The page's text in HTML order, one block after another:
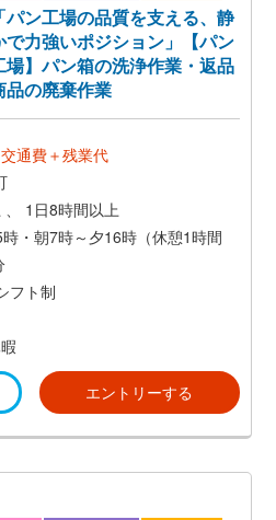
「パン工場の品質を支える、静
で力強いポジション」【パン
場】パン箱の洗浄作業・返品
品の廃棄作業
通費＋残業代
1日8時間以上
・朝7時～夕16時（休憩1時間
フト制
エントリーする